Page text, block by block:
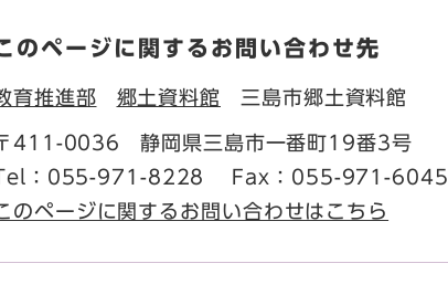
のページに関するお問い合わせ先
育推進部 郷土資料館 三島市郷土資料館
411-0036
静岡県三島市一番町19番3号
：055-971-8228
Fax：055-971-6045
のページに関するお問い合わせはこちら